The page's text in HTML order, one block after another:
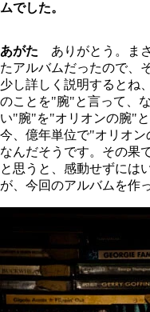
ムでした。
あがた ありがとう。ま
たアルバムだったので、
少し詳しく説明するとね
のことを"腕"と言って、
い"腕"を"オリオンの腕"
今、億年単位で"オリオ
なんだそうです。その果
と思うと、感動せずには
が、今回のアルバムを作